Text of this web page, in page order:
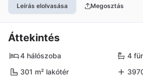
Leírás elolvasása Megosztás
Áttekintés
4 hálószoba
4
301 m² lakótér